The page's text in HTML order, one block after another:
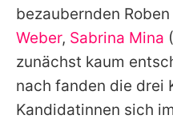
bezaubernden
Weber, Sabrina Mina
zunächst kaum
nach fanden die drei
Kandidatinnen sich